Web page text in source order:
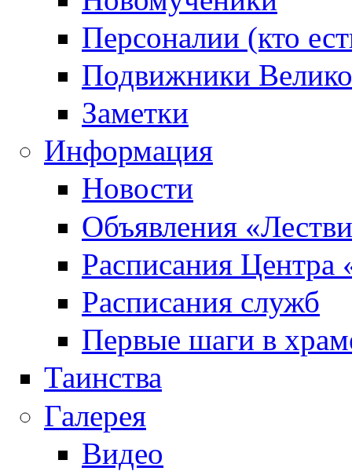
Персоналии (кто
Подвижники
Заметки
Информация
Новости
Объявления
Расписания Центра
Расписания служб
Первые шаги в
Таинства
Галерея
Видео